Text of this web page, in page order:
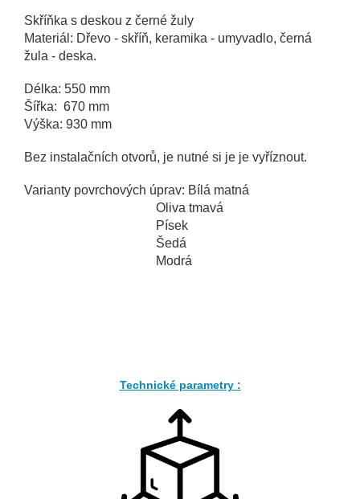
Skříňka s deskou z černé žuly
Materiál: Dřevo - skříň, keramika - umyvadlo, černá
žula - deska.
Délka: 550 mm
Šířka: 670 mm
Výška: 930 mm
Bez instalačních otvorů, je nutné si je je vyříznout.
Varianty povrchových úprav: Bílá matná
Oliva tmavá
Písek
Šedá
Modrá
Technické parametry :